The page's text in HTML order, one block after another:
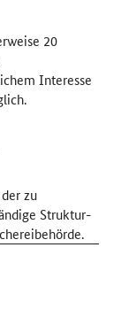
20
Interesse
zu
Struktur-